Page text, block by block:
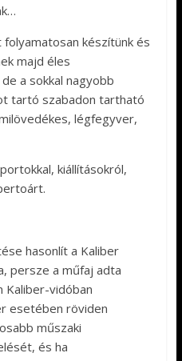
készítünk és
majd éles
a sokkal nagyobb
tartó szabadon tartható
légfegyver,
kiállításokról,
hasonlít a Kaliber
persze a műfaj adta
Kaliber-vidóban
esetében röviden
műszaki
és ha